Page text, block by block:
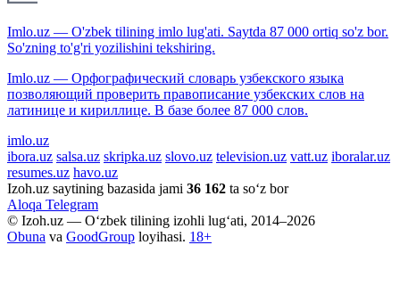
Imlo.uz — O'zbek tilining imlo lug'ati. Saytda 87 000 ortiq so'z bor.
So'zning to'g'ri yozilishini tekshiring.
Imlo.uz — Орфографический словарь узбекского языка
позволяющий проверить правописание узбекских слов на
латинице и кириллице. В базе более 87 000 слов.
imlo.uz
ibora.uz salsa.uz skripka.uz slovo.uz television.uz vatt.uz iboralar.uz
resumes.uz havo.uz
Izoh.uz saytining bazasida jami 36 162 ta so‘z bor
Aloqa Telegram
© Izoh.uz — O‘zbek tilining izohli lug‘ati, 2014–2026
Obuna va GoodGroup loyihasi. 18+